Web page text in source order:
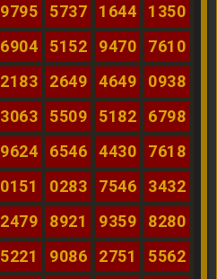
9795 5737 1644
1350
6904 5152 9470
7610
2183 2649 4649
0938
3063 5509 5182
6798
9624 6546 4430
7618
0151 0283 7546
3432
2479 8921 9359
8280
5221 9086 2751 5562